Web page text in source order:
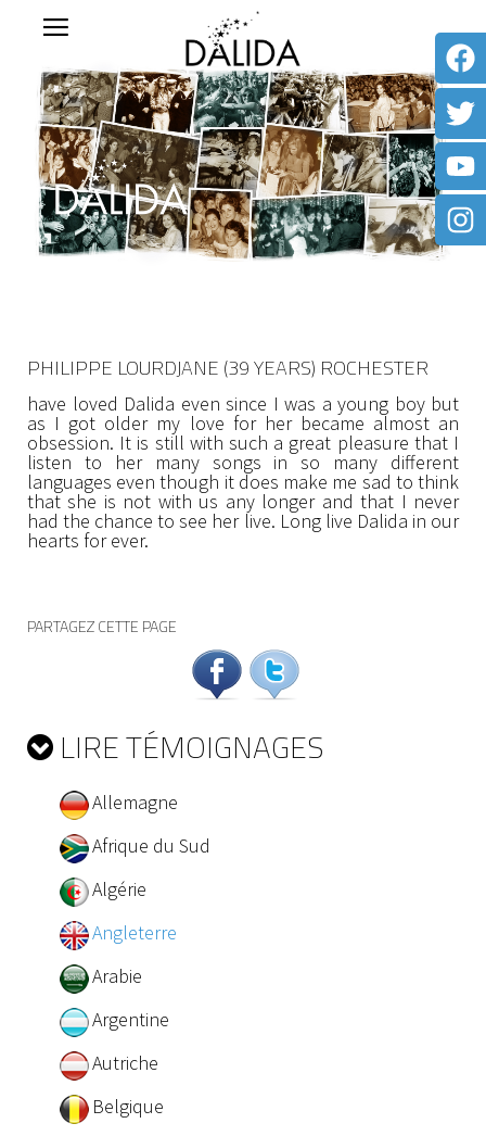
PHILIPPE LOURDJANE (39 YEARS) ROCHESTER
have loved Dalida even since I was a young boy but
as I got older my love for her became almost an
obsession. It is still with such a great pleasure that I
listen to her many songs in so many different
languages even though it does make me sad to think
that she is not with us any longer and that I never
had the chance to see her live. Long live Dalida in our
hearts for ever.
PARTAGEZ CETTE PAGE
LIRE TÉMOIGNAGES
Allemagne
Afrique du Sud
Algérie
Angleterre
Arabie
Argentine
Autriche
Belgique